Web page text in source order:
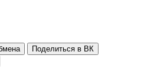
Поделиться в ВК